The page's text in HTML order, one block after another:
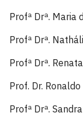
Profª Drª. Maria
Profª Drª.
Profª Drª.
Prof. Dr.
Profª Drª.